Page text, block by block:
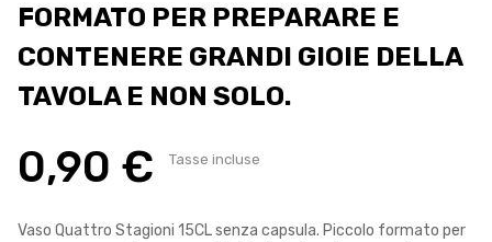
FORMATO PER PREPARARE E
CONTENERE GRANDI GIOIE DELLA
TAVOLA E NON SOLO.
0,90 € Tasse incluse
Vaso Quattro Stagioni 15CL senza capsula. Piccolo formato per